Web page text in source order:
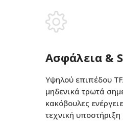
Ασφάλεια &
Υψηλού επιπέδου
μηδενικά τρωτά
κακόβουλες
τεχνική